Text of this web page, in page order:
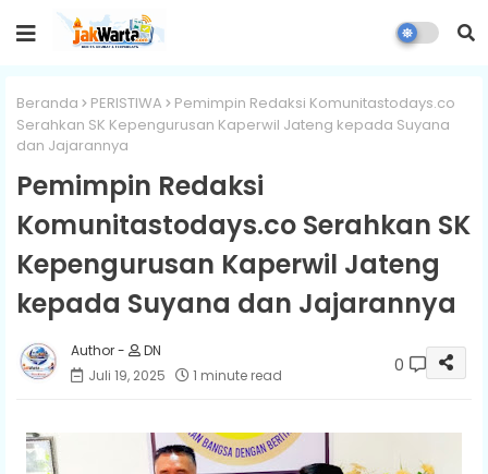
Beranda PERISTIWA
Pemimpin Redaksi Komunitastodays.co
Serahkan SK Kepengurusan Kaperwil Jateng kepada Suyana
dan Jajarannya
Pemimpin Redaksi
Komunitastodays.co Serahkan SK
Kepengurusan Kaperwil Jateng
kepada Suyana dan Jajarannya
DN
Juli 19, 2025
1 minute read 0